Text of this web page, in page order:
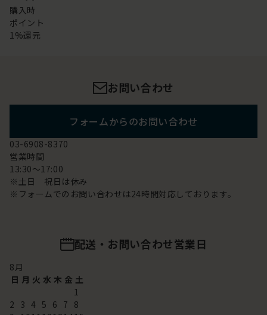
購入時
ポイント
1%還元
お問い合わせ
フォームからのお問い合わせ
03-6908-8370
営業時間
13:30～17:00
※土日 祝日は休み
※フォームでのお問い合わせは24時間対応しております。
配送・お問い合わせ営業日
8月
日 月 火 水 木 金 土
1
2 3 4 5 6 7 8